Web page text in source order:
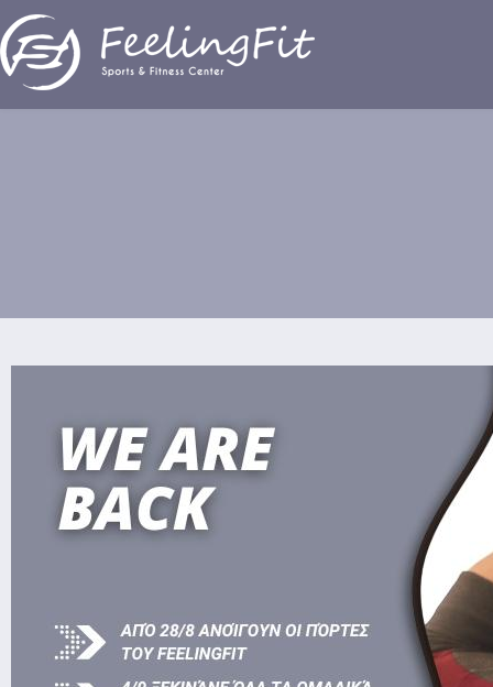
Παράκαμψη προς το κυρίως περιεχόμενο